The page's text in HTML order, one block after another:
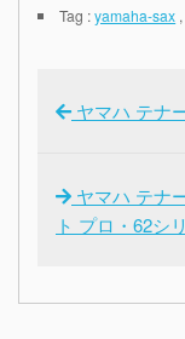
Tag :yamaha-sax
ヤマハ テナ
ヤマハ テナ
ト プロ・62シ